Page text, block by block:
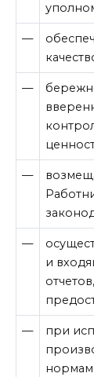
—
—
—
—
и
—
при
нормам